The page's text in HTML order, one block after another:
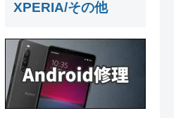
XPERIA/その他